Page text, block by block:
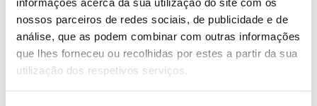
informações acerca da sua utilização do site com os
nossos parceiros de redes sociais, de publicidade e de
análise, que as podem combinar com outras informações
que lhes forneceu ou recolhidas por estes a partir da sua
utilização dos respetivos serviços.
Conselhos de Utilização
Aplicação em 2 passos:
1- Aplicar uma ou duas camadas de Fusion Color. Selar a ponta da unha.
2- Aplicar um camada de Fusion Shine. Selar a ponta da unha.